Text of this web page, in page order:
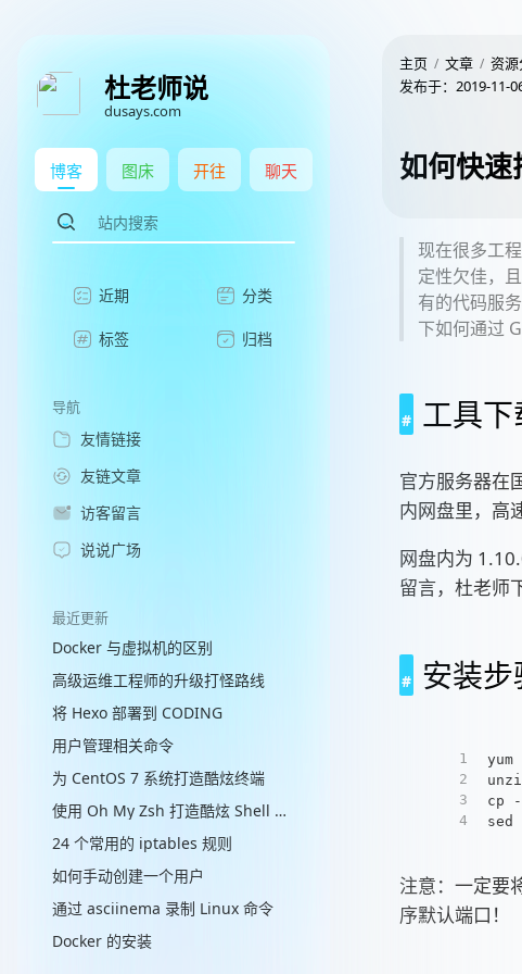
杜老师说
dusays.com
博客 图床 开往 聊天
近期 分类
标签 归档
导航
友情链接
友链文章
访客留言
说说广场
最近更新
Docker 与虚拟机的区别
高级运维工程师的升级打怪路线
将 Hexo 部署到 CODING
用户管理相关命令
为 CentOS 7 系统打造酷炫终端
使用 Oh My Zsh 打造酷炫 Shell 终端
24 个常用的 iptables 规则
如何手动创建一个用户
通过 asciinema 录制 Linux 命令
Docker 的安装
主页 文章
资
发布于： 2019-11-
如何快
现在很多工
定性欠佳，
有的代码服
下如何通过
工具下
官方服务器在
内网盘里，高
网盘内为
留言，杜老师
安装步
1
2
3
4
cp
注意：一定要
序默认端口！